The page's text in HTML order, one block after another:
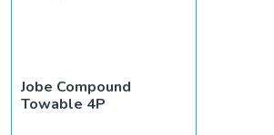
Jobe Compound
Towable 4P